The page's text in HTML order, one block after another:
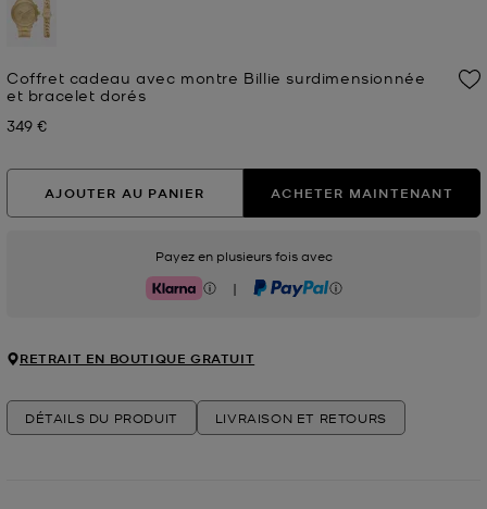
Coffret cadeau avec montre Billie surdimensionnée
et bracelet dorés
Prix actuel
349 €
AJOUTER AU PANIER ACHETER MAINTENANT
Payez en plusieurs fois avec
Klarna | PayPal
RETRAIT EN BOUTIQUE GRATUIT
DÉTAILS DU PRODUIT LIVRAISON ET RETOURS